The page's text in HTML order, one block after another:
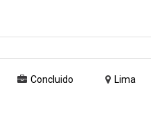
Concluido Lima